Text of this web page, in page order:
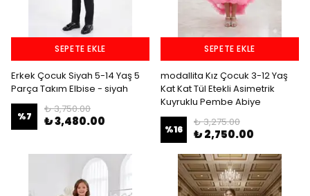
SEPETE EKLE
Erkek Çocuk Siyah 5-14 Yaş 5
Parça Takım Elbise - siyah
%7
₺ 3,750.00
₺ 3,480.00
SEPETE EKLE
modallita Kız Çocuk 3-12 Yaş
Kat Kat Tül Etekli Asimetrik
Kuyruklu Pembe Abiye
%16
₺ 3,275.00
₺ 2,750.00